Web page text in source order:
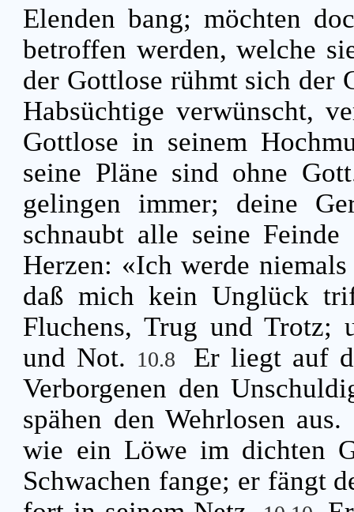
Elenden bang; möchten
betroffen werden, welche
der Gottlose rühmt sich der
Habsüchtige verwünscht,
Gottlose in seinem
seine Pläne sind ohne
gelingen immer; deine
schnaubt alle seine
Herzen: «Ich werde
daß mich kein Unglück
Fluchens, Trug und Trotz;
und Not. 10.8
Er liegt auf
Verborgenen den
spähen den Wehrlosen aus.
wie ein Löwe im dichten
Schwachen fange; er fängt